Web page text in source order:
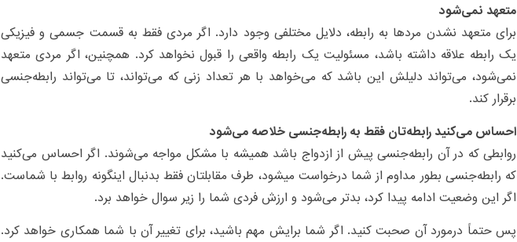
متعهد نمی‌شود
برای متعهد نشدن مردها به رابطه، دلایل مختلفی وجود دارد. اگر مردی فقط به قسمت جسمی و فیزیکی
یک رابطه علاقه داشته باشد، مسئولیت یک رابطه واقعی را قبول نخواهد کرد. همچنین، اگر مردی متعهد
نمی‌شود، می‌تواند دلیلش این باشد که می‌خواهد با هر تعداد زنی که می‌تواند، تا می‌تواند رابطه‌جنسی
برقرار کند.
احساس می‌کنید رابطه‌تان فقط به رابطه‌جنسی خلاصه می‌شود
روابطی که در آن رابطه‌جنسی پیش از ازدواج باشد همیشه با مشکل مواجه می‌شوند. اگر احساس می‌کنید
که رابطه‌جنسی بطور مداوم از شما درخواست میشود، طرف مقابلتان فقط بدنبال اینگونه روابط با شماست.
اگر این وضعیت ادامه پیدا کرد، بدتر می‌شود و ارزش فردی شما را زیر سوال خواهد برد.
پس حتماً درمورد آن صحبت کنید. اگر شما برایش مهم باشید، برای تغییر آن با شما همکاری خواهد کرد.